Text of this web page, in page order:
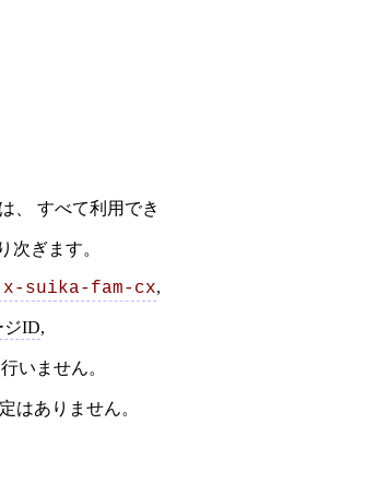
、 すべて利用でき
次ぎます。
suika-fam-cx,
ジID,
いません。
はありません。